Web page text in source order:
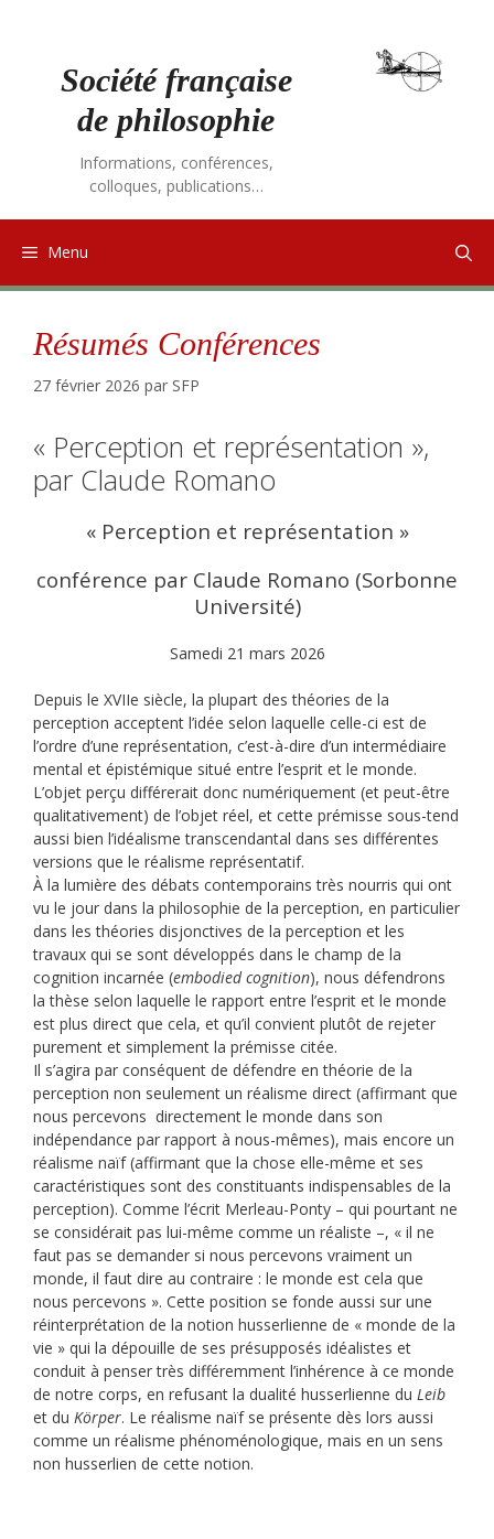
Société française
de philosophie
Informations, conférences,
colloques, publications…
Menu
Résumés Conférences
27 février 2026 par SFP
« Perception et représentation »,
par Claude Romano
« Perception et représentation »
conférence par Claude Romano (Sorbonne
Université)
Samedi 21 mars 2026
Depuis le XVIIe siècle, la plupart des théories de la
perception acceptent l’idée selon laquelle celle-ci est de
l’ordre d’une représentation, c’est-à-dire d’un intermédiaire
mental et épistémique situé entre l’esprit et le monde.
L’objet perçu différerait donc numériquement (et peut-être
qualitativement) de l’objet réel, et cette prémisse sous-tend
aussi bien l’idéalisme transcendantal dans ses différentes
versions que le réalisme représentatif.
À la lumière des débats contemporains très nourris qui ont
vu le jour dans la philosophie de la perception, en particulier
dans les théories disjonctives de la perception et les
travaux qui se sont développés dans le champ de la
cognition incarnée (embodied cognition), nous défendrons
la thèse selon laquelle le rapport entre l’esprit et le monde
est plus direct que cela, et qu’il convient plutôt de rejeter
purement et simplement la prémisse citée.
Il s’agira par conséquent de défendre en théorie de la
perception non seulement un réalisme direct (affirmant que
nous percevons directement le monde dans son
indépendance par rapport à nous-mêmes), mais encore un
réalisme naïf (affirmant que la chose elle-même et ses
caractéristiques sont des constituants indispensables de la
perception). Comme l’écrit Merleau-Ponty – qui pourtant ne
se considérait pas lui-même comme un réaliste –, « il ne
faut pas se demander si nous percevons vraiment un
monde, il faut dire au contraire : le monde est cela que
nous percevons ». Cette position se fonde aussi sur une
réinterprétation de la notion husserlienne de « monde de la
vie » qui la dépouille de ses présupposés idéalistes et
conduit à penser très différemment l’inhérence à ce monde
de notre corps, en refusant la dualité husserlienne du Leib
et du Körper. Le réalisme naïf se présente dès lors aussi
comme un réalisme phénoménologique, mais en un sens
non husserlien de cette notion.